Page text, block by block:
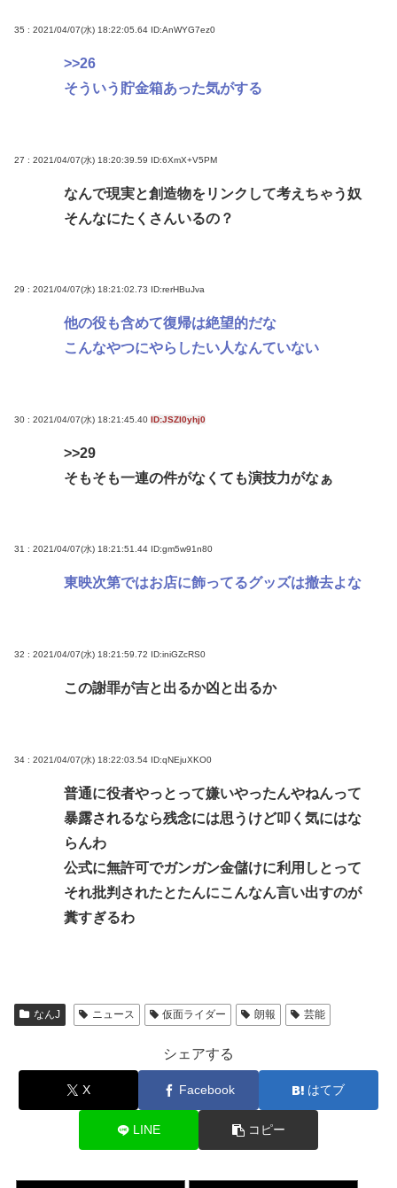
35 : 2021/04/07(水) 18:22:05.64 ID:AnWYG7ez0
>>26
そういう貯金箱あった気がする
27 : 2021/04/07(水) 18:20:39.59 ID:6XmX+V5PM
なんで現実と創造物をリンクして考えちゃう奴
そんなにたくさんいるの？
29 : 2021/04/07(水) 18:21:02.73 ID:rerHBuJva
他の役も含めて復帰は絶望的だな
こんなやつにやらしたい人なんていない
30 : 2021/04/07(水) 18:21:45.40 ID:JSZI0yhj0
>>29
そもそも一連の件がなくても演技力がなぁ
31 : 2021/04/07(水) 18:21:51.44 ID:gm5w91n80
東映次第ではお店に飾ってるグッズは撤去よな
32 : 2021/04/07(水) 18:21:59.72 ID:iniGZcRS0
この謝罪が吉と出るか凶と出るか
34 : 2021/04/07(水) 18:22:03.54 ID:qNEjuXKO0
普通に役者やっとって嫌いやったんやねんって
暴露されるなら残念には思うけど叩く気にはな
らんわ
公式に無許可でガンガン金儲けに利用しとって
それ批判されたとたんにこんなん言い出すのが
糞すぎるわ
なんJ ニュース 仮面ライダー 朗報 芸能
シェアする
X Facebook はてブ
LINE コピー